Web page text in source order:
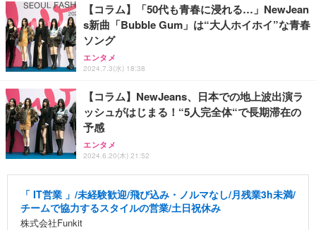
【コラム】「50代も青春に浸れる…」NewJean
s新曲「Bubble Gum」は“大人ホイホイ”な青春
ソング
エンタメ
2024.7.3(水) 18:38
【コラム】NewJeans、日本での地上波出演ラ
ッシュがはじまる！“5人完全体“で長期滞在の
予感
エンタメ
2024.6.20(木) 21:52
「 IT営業 」/未経験歓迎/飛び込み・ノルマなし/月残業3h未満/
チームで協力するスタイルの営業/土日祝休み
株式会社Funkit